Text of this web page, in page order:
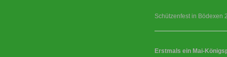
Schützenfest in Bödexen
Erstmals ein Mai-